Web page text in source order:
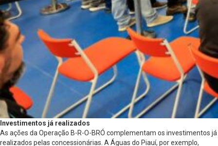
Investimentos já realizados
As ações da Operação B-R-O-BRÓ complementam os investimentos já
realizados pelas concessionárias. A Águas do Piauí, por exemplo,